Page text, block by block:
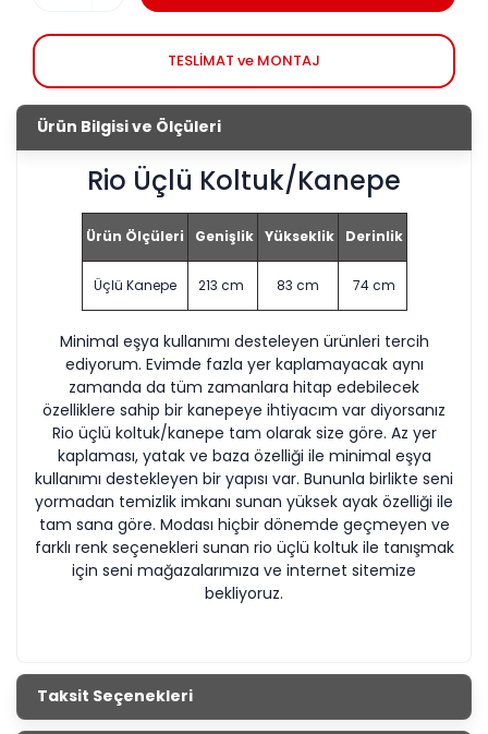
TESLİMAT ve MONTAJ
Ürün Bilgisi ve Ölçüleri
Rio Üçlü Koltuk/Kanepe
Ürün Ölçüleri Genişlik Yükseklik Derinlik
Üçlü Kanepe 213 cm 83 cm 74 cm
Minimal eşya kullanımı desteleyen ürünleri tercih
ediyorum. Evimde fazla yer kaplamayacak aynı
zamanda da tüm zamanlara hitap edebilecek
özelliklere sahip bir kanepeye ihtiyacım var diyorsanız
Rio üçlü koltuk/kanepe tam olarak size göre. Az yer
kaplaması, yatak ve baza özelliği ile minimal eşya
kullanımı destekleyen bir yapısı var. Bununla birlikte seni
yormadan temizlik imkanı sunan yüksek ayak özelliği ile
tam sana göre. Modası hiçbir dönemde geçmeyen ve
farklı renk seçenekleri sunan rio üçlü koltuk ile tanışmak
için seni mağazalarımıza ve internet sitemize
bekliyoruz.
Taksit Seçenekleri